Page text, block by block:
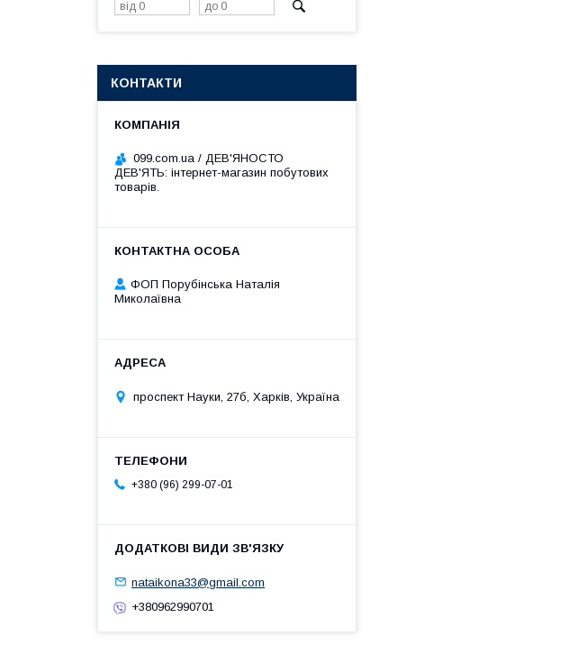
КОНТАКТИ
099.com.ua / ДЕВ'ЯНОСТО
ДЕВ'ЯТЬ: інтернет-магазин побутових
товарів.
ФОП Порубінська Наталія
Миколаївна
проспект Науки, 27б, Харків, Україна
+380 (96) 299-07-01
nataikona33@gmail.com
+380962990701